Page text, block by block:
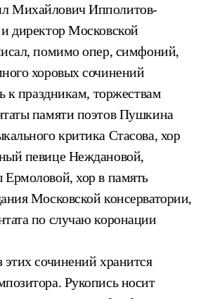
Михайлович Ипполитов-
директор Московской
помимо опер, симфоний,
хоровых сочинений
к праздникам, торжествам
памяти поэтов Пушкина
критика Стасова, хор
певице Неждановой,
хор в память
Московской консерватории,
по случаю коронации
этих сочинений хранится
Рукопись носит